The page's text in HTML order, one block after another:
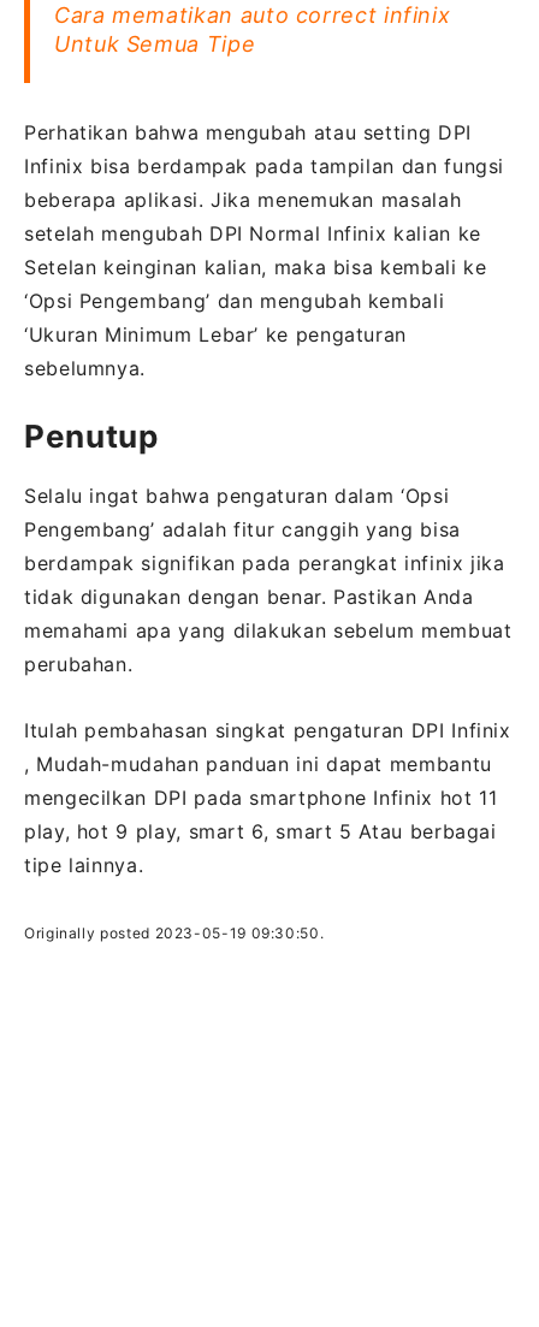
Cara mematikan auto correct infinix
Untuk Semua Tipe
Perhatikan bahwa mengubah atau setting DPI
Infinix bisa berdampak pada tampilan dan fungsi
beberapa aplikasi. Jika menemukan masalah
setelah mengubah DPI Normal Infinix kalian ke
Setelan keinginan kalian, maka bisa kembali ke
‘Opsi Pengembang’ dan mengubah kembali
‘Ukuran Minimum Lebar’ ke pengaturan
sebelumnya.
Penutup
Selalu ingat bahwa pengaturan dalam ‘Opsi
Pengembang’ adalah fitur canggih yang bisa
berdampak signifikan pada perangkat infinix jika
tidak digunakan dengan benar. Pastikan Anda
memahami apa yang dilakukan sebelum membuat
perubahan.
Itulah pembahasan singkat pengaturan DPI Infinix
, Mudah-mudahan panduan ini dapat membantu
mengecilkan DPI pada smartphone Infinix hot 11
play, hot 9 play, smart 6, smart 5 Atau berbagai
tipe lainnya.
Originally posted 2023-05-19 09:30:50.